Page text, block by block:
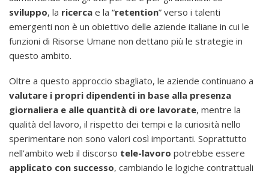
sviluppo, la ricerca e la “retention” verso i talenti
emergenti non è un obiettivo delle aziende italiane in cui le
funzioni di Risorse Umane non dettano più le strategie in
questo ambito.
Oltre a questo approccio sbagliato, le aziende continuano a
valutare i propri dipendenti in base alla presenza
giornaliera e alle quantità di ore lavorate, mentre la
qualità del lavoro, il rispetto dei tempi e la curiosità nello
sperimentare non sono valori così importanti. Soprattutto
nell’ambito web il discorso tele-lavoro potrebbe essere
applicato con successo, cambiando le logiche contrattuali